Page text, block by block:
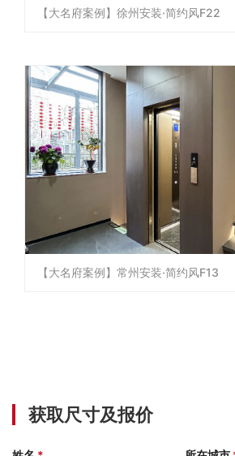
【大名府案例】徐州安装·简约风F22
【大名府案例】常州安装·简约风F13
获取尺寸及报价